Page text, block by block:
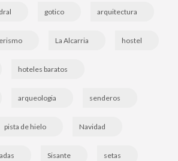
gotico arquitectura
La Alcarria hostel
hoteles baratos
arqueologia senderos
pista de hielo Navidad
Sisante setas